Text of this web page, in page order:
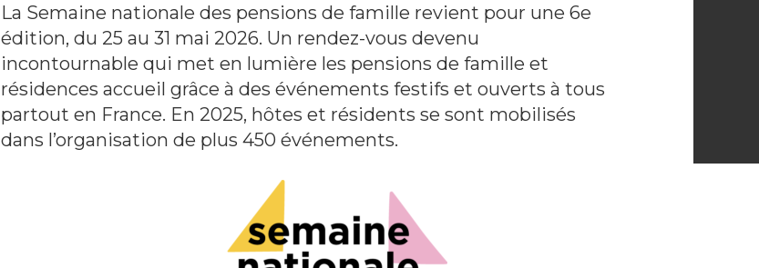
La Semaine nationale des pensions de famille revient pour une 6e
édition, du 25 au 31 mai 2026. Un rendez-vous devenu
incontournable qui met en lumière les pensions de famille et
résidences accueil grâce à des événements festifs et ouverts à tous
partout en France. En 2025, hôtes et résidents se sont mobilisés
dans l’organisation de plus 450 événements.